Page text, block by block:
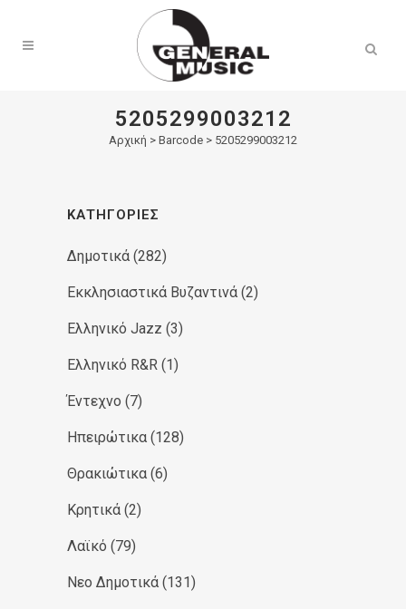
5205299003212
Αρχική > Barcode > 5205299003212
ΚΑΤΗΓΟΡΊΕΣ
Δημοτικά (282)
Εκκλησιαστικά Βυζαντινά (2)
Ελληνικό Jazz (3)
Ελληνικό R&R (1)
Έντεχνο (7)
Ηπειρώτικα (128)
Θρακιώτικα (6)
Κρητικά (2)
Λαϊκό (79)
Νεο Δημοτικά (131)